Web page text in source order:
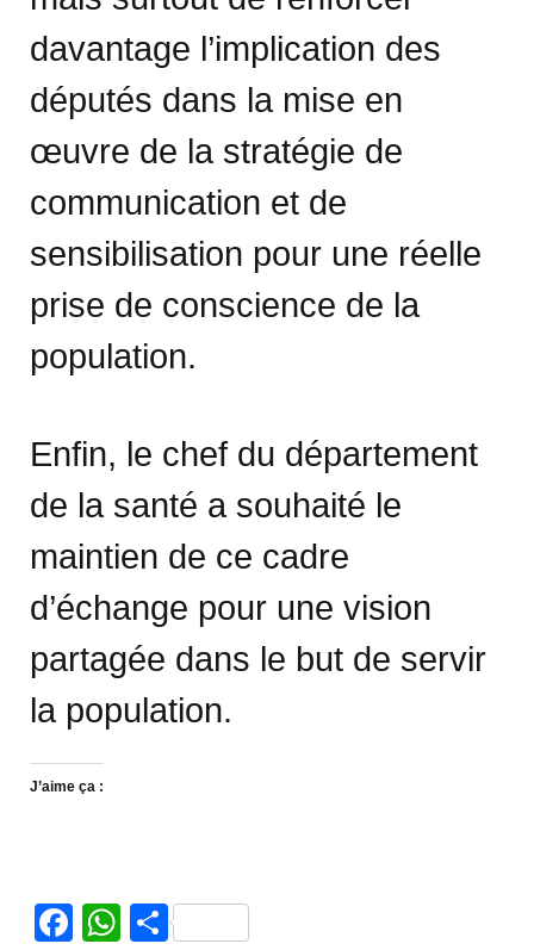
davantage l’implication des
députés dans la mise en
œuvre de la stratégie de
communication et de
sensibilisation pour une réelle
prise de conscience de la
population.
Enfin, le chef du département
de la santé a souhaité le
maintien de ce cadre
d’échange pour une vision
partagée dans le but de servir
la population.
J’aime ça :
Facebook
WhatsApp
Partager